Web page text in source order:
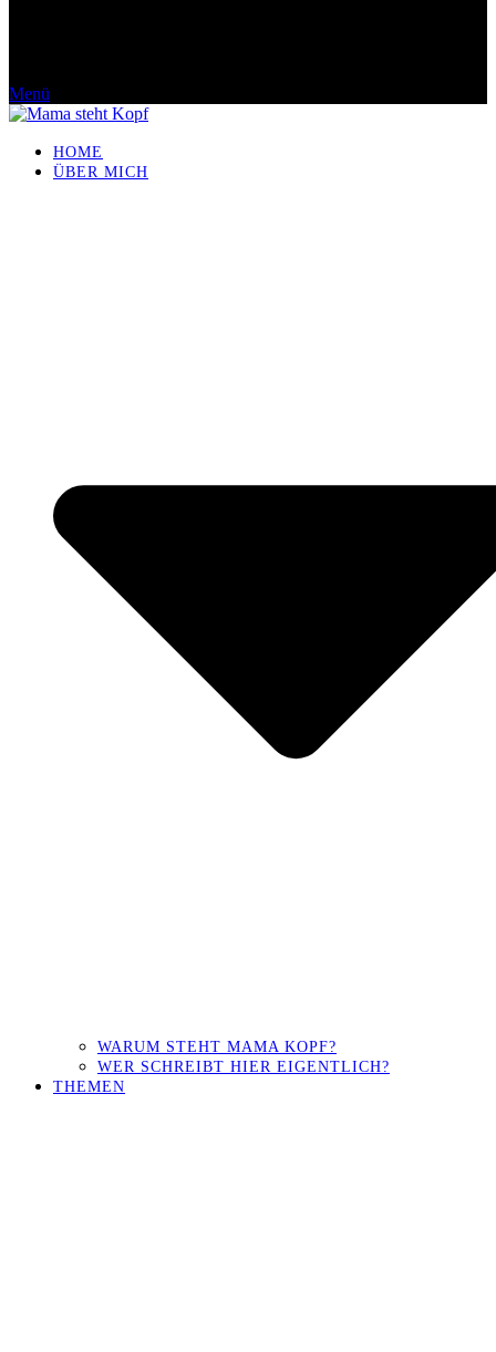
Menü
HOME
ÜBER MICH
WARUM STEHT MAMA KOPF?
WER SCHREIBT HIER EIGENTLICH?
THEMEN